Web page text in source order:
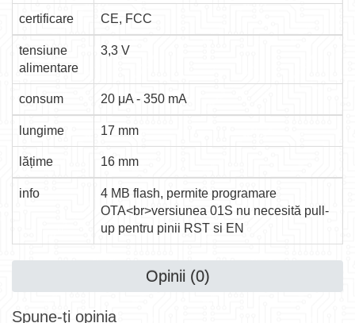
certificare CE, FCC
tensiune
alimentare
3,3 V
consum 20 μA - 350 mA
lungime 17 mm
lățime 16 mm
info
4 MB flash, permite programare
OTA<br>versiunea 01S nu necesită pull-
up pentru pinii RST si EN
Opinii (0)
Spune-ţi opinia